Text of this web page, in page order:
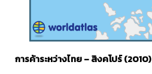
การค้าระหว่างไทย – สิงคโปร์ (2010)